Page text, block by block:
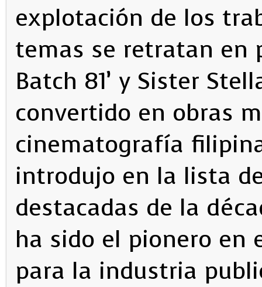
explotación de los
temas se retratan en
Batch 81’ y Sister
convertido en obras
cinematografía
introdujo en la lista
destacadas de la
ha sido el pionero en
para la industria